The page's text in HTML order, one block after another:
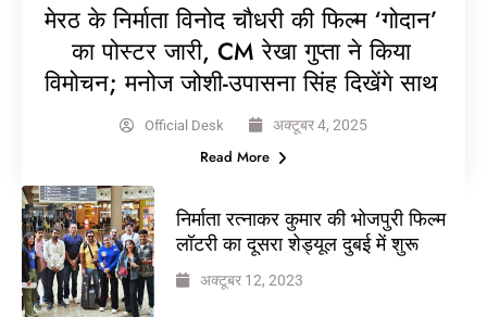
मेरठ के निर्माता विनोद चौधरी की फिल्म ‘गोदान’
का पोस्टर जारी, CM रेखा गुप्ता ने किया
विमोचन; मनोज जोशी-उपासना सिंह दिखेंगे साथ
Official Desk अक्टूबर 4, 2025
Read More
निर्माता रत्नाकर कुमार की भोजपुरी फिल्म
लॉटरी का दूसरा शेड्यूल दुबई में शुरू
अक्टूबर 12, 2023